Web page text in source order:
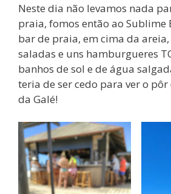
Neste dia não levamos nada
praia, fomos então ao Sublime
bar de praia, em cima da
saladas e uns hamburgueres
banhos de sol e de água
teria de ser cedo para ver o
da Galé!